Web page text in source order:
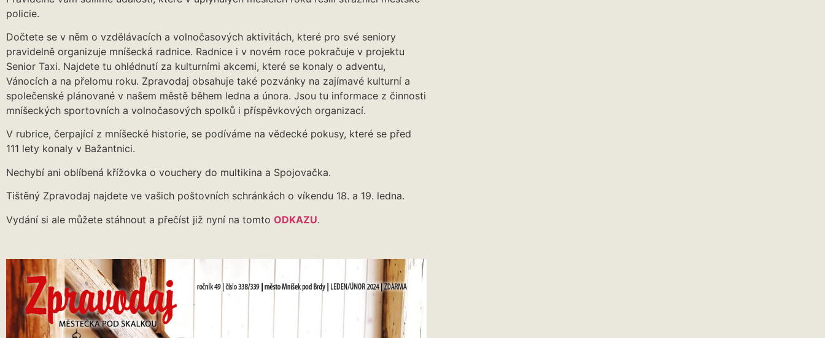
policie.
Dočtete se v něm o vzdělávacích a volnočasových aktivitách, které pro své seniory
pravidelně organizuje mníšecká radnice. Radnice i v novém roce pokračuje v projektu
Senior Taxi. Najdete tu ohlédnutí za kulturními akcemi, které se konaly o adventu,
Vánocích a na přelomu roku. Zpravodaj obsahuje také pozvánky na zajímavé kulturní a
společenské plánované v našem městě během ledna a února. Jsou tu informace z činnosti
mníšeckých sportovních a volnočasových spolků i příspěvkových organizací.
V rubrice, čerpající z mníšecké historie, se podíváme na vědecké pokusy, které se před
111 lety konaly v Bažantnici.
Nechybí ani oblíbená křížovka o vouchery do multikina a Spojovačka.
Tištěný Zpravodaj najdete ve vašich poštovních schránkách o víkendu 18. a 19. ledna.
Vydání si ale můžete stáhnout a přečíst již nyní na tomto ODKAZU.